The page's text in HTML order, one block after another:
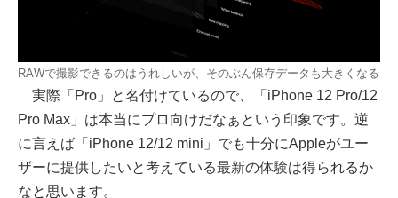
RAWで撮影できるのはうれしいが、そのぶん保存データも大きくなる
実際「Pro」と名付けているので、「iPhone 12 Pro/12
Pro Max」は本当にプロ向けだなぁという印象です。逆
に言えば「iPhone 12/12 mini」でも十分にAppleがユー
ザーに提供したいと考えている最新の体験は得られるか
なと思います。